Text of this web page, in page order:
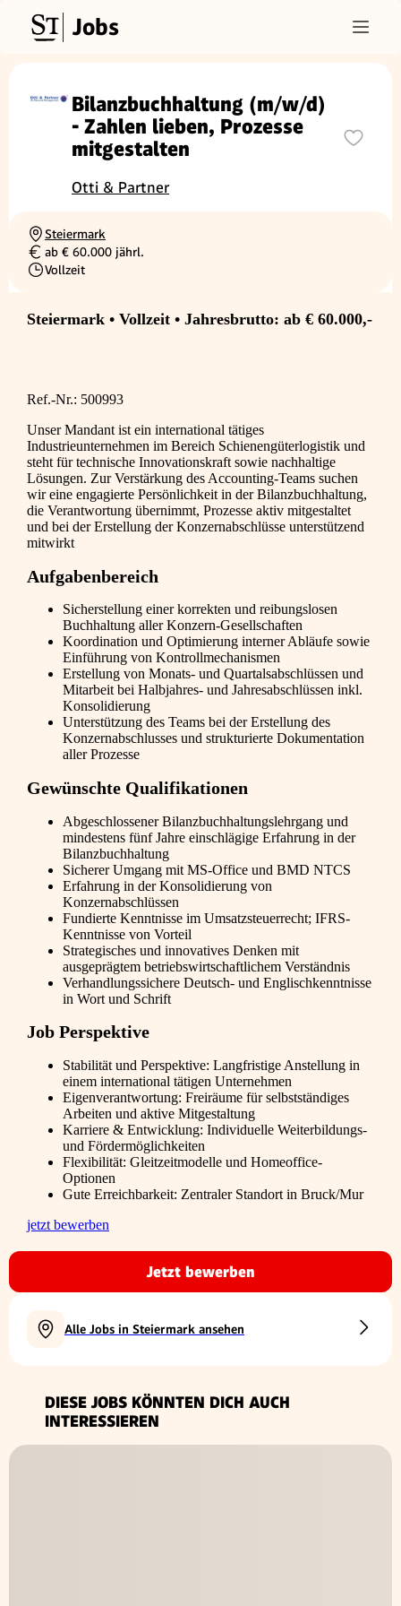
Jobs
Bilanzbuchhaltung (m/w/d)
- Zahlen lieben, Prozesse
mitgestalten
Otti & Partner
Ortschaft
Steiermark
Gehalt
ab € 60.000 jährl.
Beschäftigungsart
Vollzeit
Steiermark • Vollzeit • Jahresbrutto: ab € 60.000,-
Ref.-Nr.: 500993
Unser Mandant ist ein international tätiges
Industrieunternehmen im Bereich Schienengüterlogistik und
steht für technische Innovationskraft sowie nachhaltige
Lösungen. Zur Verstärkung des Accounting-Teams suchen
wir eine engagierte Persönlichkeit in der Bilanzbuchhaltung,
die Verantwortung übernimmt, Prozesse aktiv mitgestaltet
und bei der Erstellung der Konzernabschlüsse unterstützend
mitwirkt
Aufgabenbereich
Sicherstellung einer korrekten und reibungslosen
Buchhaltung aller Konzern-Gesellschaften
Koordination und Optimierung interner Abläufe sowie
Einführung von Kontrollmechanismen
Erstellung von Monats- und Quartalsabschlüssen und
Mitarbeit bei Halbjahres- und Jahresabschlüssen inkl.
Konsolidierung
Unterstützung des Teams bei der Erstellung des
Konzernabschlusses und strukturierte Dokumentation
aller Prozesse
Gewünschte Qualifikationen
Abgeschlossener Bilanzbuchhaltungslehrgang und
mindestens fünf Jahre einschlägige Erfahrung in der
Bilanzbuchhaltung
Sicherer Umgang mit MS-Office und BMD NTCS
Erfahrung in der Konsolidierung von
Konzernabschlüssen
Fundierte Kenntnisse im Umsatzsteuerrecht; IFRS-
Kenntnisse von Vorteil
Strategisches und innovatives Denken mit
ausgeprägtem betriebswirtschaftlichem Verständnis
Verhandlungssichere Deutsch- und Englischkenntnisse
in Wort und Schrift
Job Perspektive
Stabilität und Perspektive: Langfristige Anstellung in
einem international tätigen Unternehmen
Eigenverantwortung: Freiräume für selbstständiges
Arbeiten und aktive Mitgestaltung
Karriere & Entwicklung: Individuelle Weiterbildungs-
und Fördermöglichkeiten
Flexibilität: Gleitzeitmodelle und Homeoffice-
Optionen
Gute Erreichbarkeit: Zentraler Standort in Bruck/Mur
jetzt bewerben
Jetzt bewerben
Alle Jobs in Steiermark ansehen
DIESE JOBS KÖNNTEN DICH AUCH
INTERESSIEREN